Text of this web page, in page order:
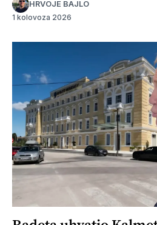
HRVOJE BAJLO
1 kolovoza 2026